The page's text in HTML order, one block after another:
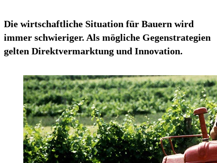
Die wirtschaftliche Situation für Bauern wird
immer schwieriger. Als mögliche Gegenstrategien
gelten Direktvermarktung und Innovation.